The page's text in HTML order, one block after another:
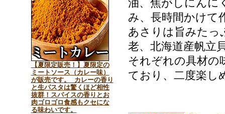
【夏限定販売！】夏限定の
ミートソース（カレー味）
が販売です。 カレーの香り
と生パスタは驚くほど相性
抜群！スパイスの香りとお
肉ゴロゴロ食感もクセにな
る味わいです。
油、焦がしにんに
み、長時間かけて
あさりは旨みたっ
老、北海道産帆立
それぞれの具材の
ており、二度楽し